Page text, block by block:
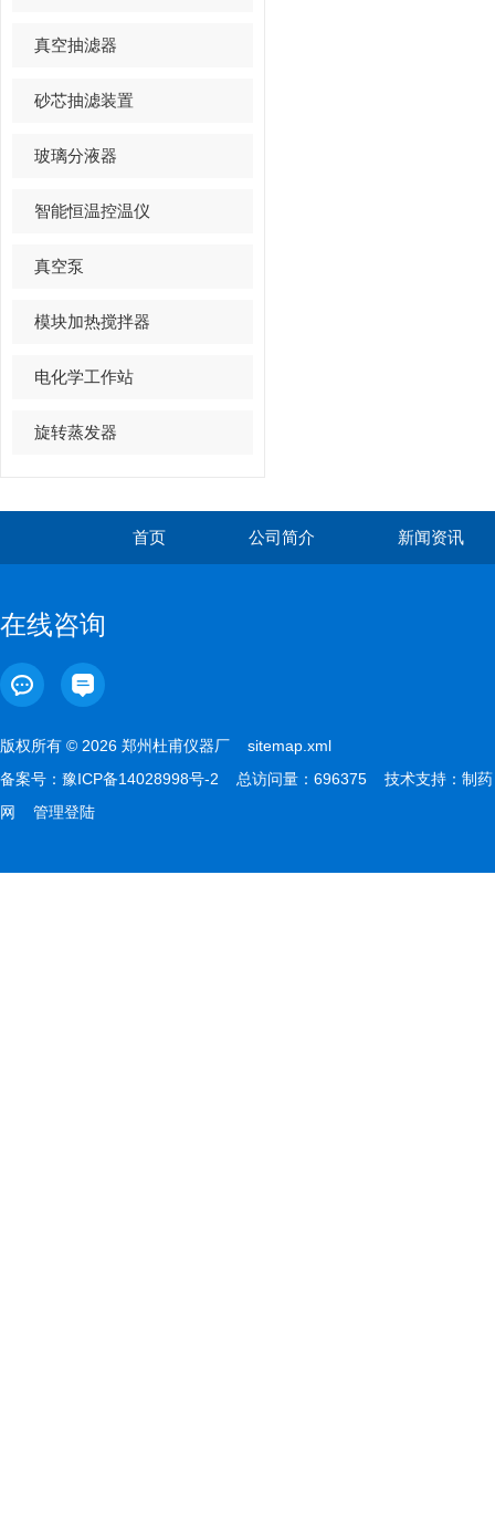
真空抽滤器
砂芯抽滤装置
玻璃分液器
智能恒温控温仪
真空泵
模块加热搅拌器
电化学工作站
旋转蒸发器
首页 公司简介 新闻资讯
在线咨询
版权所有 © 2026 郑州杜甫仪器厂 sitemap.xml
备案号： 豫ICP备14028998号-2 总访问量：696375 技术支持： 制药
网
管理登陆